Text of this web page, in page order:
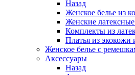
Назад
Женское белье из
Женские
Комплекты из
Платья из экокожи
Женское белье с
Аксессуары
Назад